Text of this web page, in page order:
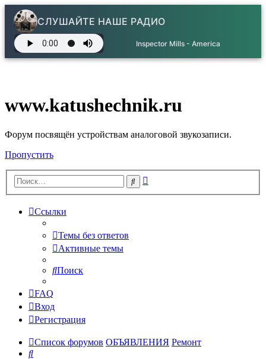
СЛУШАЙТЕ НАШЕ РАДИО
The Lazy Song - Bruno Mars
www.katushechnik.ru
Форум посвящён устройствам аналоговой звукозаписи.
Пропустить
Поиск
Ссылки
Темы без ответов
Активные темы
Поиск
FAQ
Вход
Регистрация
Список форумов ОБЪЯВЛЕНИЯ Ремонт
Поиск